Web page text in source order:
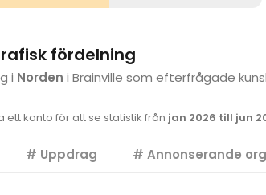
fördelning
i Norden i Brainville som efterfrågade
ett konto för att se statistik från jan 2026 till jun
# Uppdrag # Annonserande